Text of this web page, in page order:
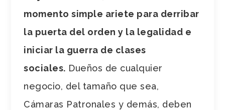
momento simple ariete para derribar
la puerta del orden y la legalidad e
iniciar la guerra de clases
sociales. Dueños de cualquier
negocio, del tamaño que sea,
Cámaras Patronales y demás, deben